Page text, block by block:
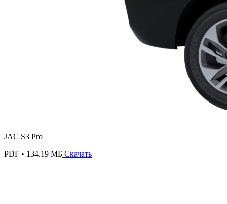
JAC S3 Pro
PDF • 134.19 МБ Скачать